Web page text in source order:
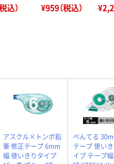
込） ¥959（税込）
アスクル×トンボ鉛
筆 修正テープ 6mm
幅 使いきりタイプ
ぺんてる
テープ 使い
イプ テープ